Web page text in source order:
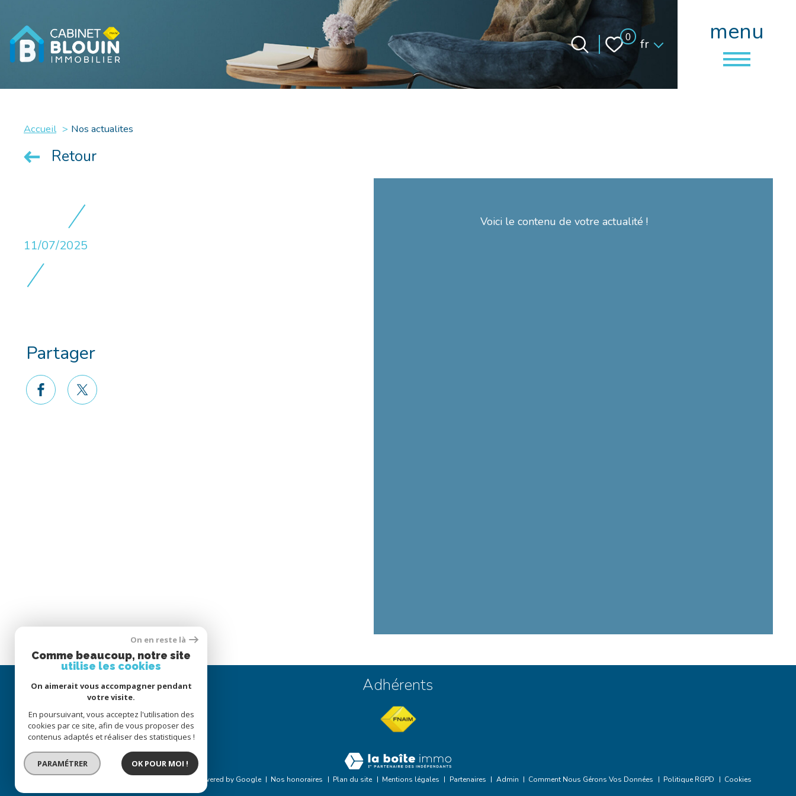
menu
0 Langue
fr
Accueil Nos actualites
Retour
11/07/2025
Partager
facebooktwitter
Voici le contenu de votre actualité !
Adhérents
Traduction powered by Google Nos honoraires Plan du site Mentions légales Partenaires Admin Comment Nous Gérons Vos Données Politique RGPD Cookies
On en reste là
Comme beaucoup, notre site
utilise les cookies
On aimerait vous accompagner pendant
votre visite.
En poursuivant, vous acceptez l'utilisation des
cookies par ce site, afin de vous proposer des
contenus adaptés et réaliser des statistiques !
PARAMÉTRER OK POUR MOI !